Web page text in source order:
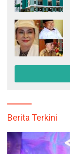
Berita Terkini